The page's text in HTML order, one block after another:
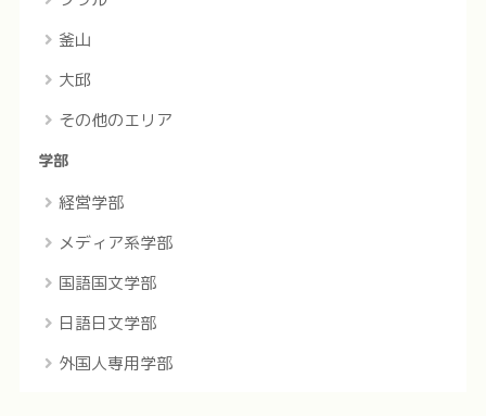
釜山
大邱
その他のエリア
学部
経営学部
メディア系学部
国語国文学部
日語日文学部
外国人専用学部